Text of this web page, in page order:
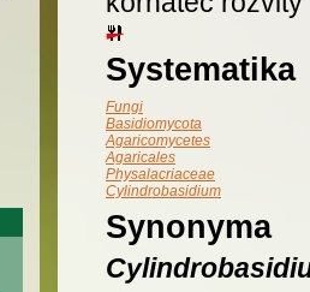
Systematika
Fungi
Basidiomycota
Agaricomycetes
Agaricales
Physalacriaceae
Cylindrobasidium
Synonyma